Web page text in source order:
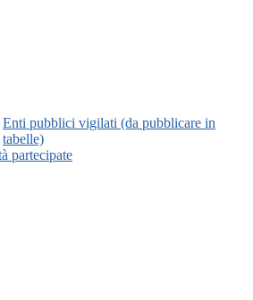
Enti pubblici vigilati (da pubblicare in
tabelle)
partecipate